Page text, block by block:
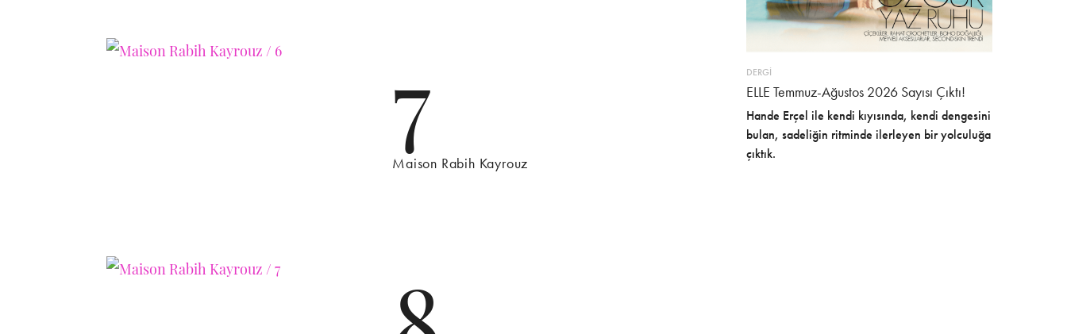
7
Maison Rabih Kayrouz
DERGİ
ELLE Temmuz-Ağustos 2026 Sayısı Çıktı!
Hande Erçel ile kendi kıyısında, kendi dengesini
bulan, sadeliğin ritminde ilerleyen bir yolculuğa
çıktık.